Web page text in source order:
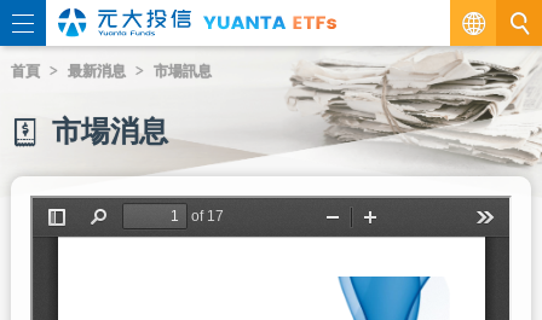
繁
EN
首頁 最新消息 市場訊息
市場消息